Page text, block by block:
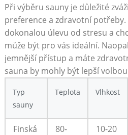
Při výběru sauny je důležité
preference a zdravotní
dokonalou úlevu od stresu a
může být pro vás ideální.
jemnější přístup a máte
sauna by mohly být lepší
Typ
sauny
Teplota Vlhkost
Finská
80-
10-20